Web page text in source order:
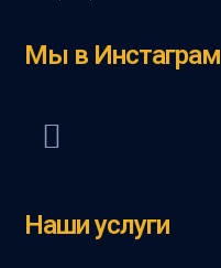
Мы в Инстаграм
Наши услуги